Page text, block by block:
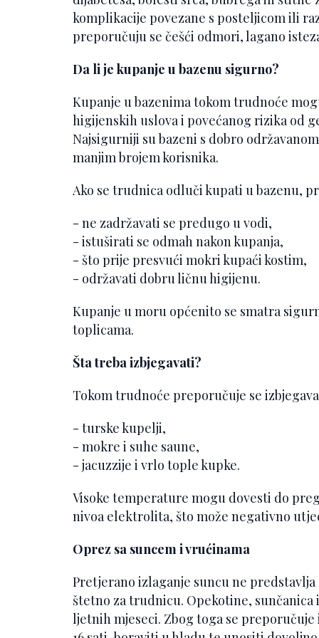
komplikacije povezane s posteljicom ili
preporučuju se češći odmori, lagano
Da li je kupanje u bazenu sigurno?
Kupanje u bazenima tokom trudnoće
higijenskih uslova i povećanog rizika od
Najsigurniji su bazeni s dobro
manjim brojem korisnika.
Ako se trudnica odluči kupati u bazenu,
- ne zadržavati se predugo u vodi,
- istuširati se odmah nakon kupanja,
- što prije presvući mokri kupaći kostim,
- održavati dobru ličnu higijenu.
Kupanje u moru općenito se smatra
toplicama.
Šta treba izbjegavati?
Tokom trudnoće preporučuje se
- turske kupelji,
- mokre i suhe saune,
- jacuzzije i vrlo tople kupke.
Visoke temperature mogu dovesti do
nivoa elektrolita, što može negativno
Oprez sa suncem i vrućinama
Pretjerano izlaganje suncu ne
štetno za trudnicu. Opekotine,
ljetnih mjeseci. Zbog toga se